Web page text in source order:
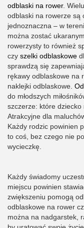
odblaski na rower.
odblaski na rowerze są
jednoznaczna – w
można zostać
rowerzysty to również
czy szelki odblaskowe
sprawdzą się
rękawy odblaskowe na
naklejki odblaskowe.
do młodszych
szczerze: które dziecko
Atrakcyjne dla
Każdy rodzic powinien
to coś, bez czego nie
wycieczkę.
Każdy świadomy
miejscu powinien
zwiększeniu pomogą
odblaskowe na rower
można na nadgarstek,